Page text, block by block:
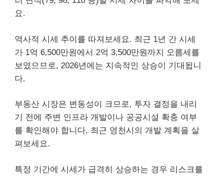
요.
역사적 시세 추이를 따져보세요. 최근 1년 간 시세
가 1억 6,500만원에서 2억 3,500만원까지 오름세를
보였으므로, 2026년에는 지속적인 상승이 기대됩니
다.
부동산 시장은 변동성이 크므로, 투자 결정을 내리
기 전에 주변 인프라 개발이나 공공시설 확충 여부
를 확인해야 합니다. 최근 영천시의 개발 계획을 살
펴보세요.
특정 기간에 시세가 급격히 상승하는 경우 리스크를